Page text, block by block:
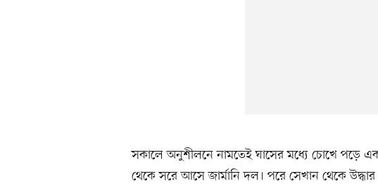
সকালে অনুশীলনে নামতেই ঘাসের মধ্যে চোখে পড়ে
থেকে সরে আসে জার্মানি দল। পরে সেখান থেকে